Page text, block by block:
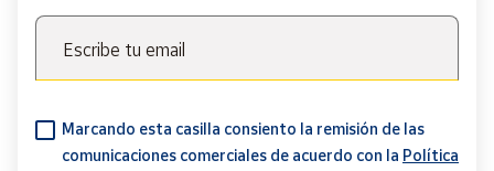
Escribe tu email
Marcando esta casilla consiento la remisión de las
comunicaciones comerciales de acuerdo con la Política